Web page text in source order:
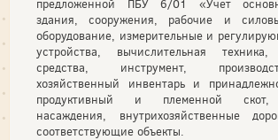
предложенной ПБУ 6/01 «Учет
здания, сооружения, рабочие и
оборудование, измерительные и
устройства, вычислительная техника,
средства, инструмент,
хозяйственный инвентарь и
продуктивный и племенной скот,
насаждения, внутрихозяйственные
соответствующие объекты.